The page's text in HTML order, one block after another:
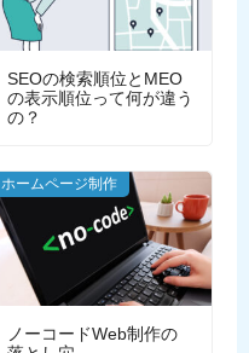
SEOの検索順位とMEO
の表示順位って何が違う
の？
ホームページ制作
ノーコードWeb制作の